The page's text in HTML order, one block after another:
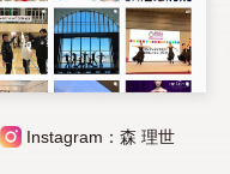
Instagram：森 理世